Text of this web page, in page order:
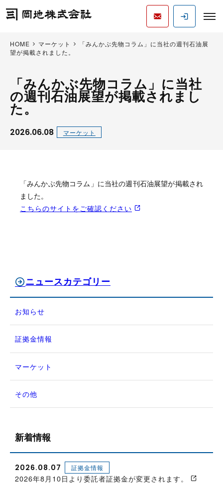
HOME マーケット
「みんかぶ先物コラム」に当社の週刊石油展
望が掲載されました。
「みんかぶ先物コラム」に当社
の週刊石油展望が掲載されまし
た。
2026.06.08 マーケット
「みんかぶ先物コラム」に当社の週刊石油展望が掲載され
ました。
こちらのサイトをご確認ください
ニュースカテゴリー
お知らせ
証拠金情報
マーケット
その他
新着情報
2026.08.07 証拠金情報
2026年8月10日より委託者証拠金が変更されます。